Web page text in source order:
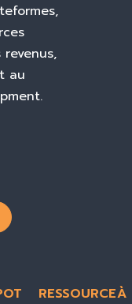
au
RESSOURCEÀ